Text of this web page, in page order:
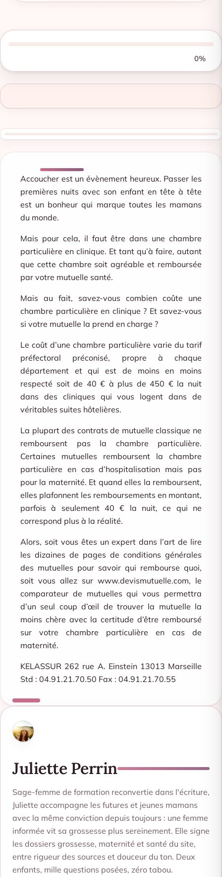
Accoucher est un évènement heureux. Passer les
premières nuits avec son enfant en tête à tête
est un bonheur qui marque toutes les mamans
du monde.
Mais pour cela, il faut être dans une chambre
particulière en clinique. Et tant qu’à faire, autant
que cette chambre soit agréable et remboursée
par votre mutuelle santé.
Mais au fait, savez-vous combien coûte une
chambre particulière en clinique ? Et savez-vous
si votre mutuelle la prend en charge ?
Le coût d’une chambre particulière varie du tarif
préfectoral préconisé, propre à chaque
département et qui est de moins en moins
respecté soit de 40 € à plus de 450 € la nuit
dans des cliniques qui vous logent dans de
véritables suites hôtelières.
La plupart des contrats de mutuelle classique ne
remboursent pas la chambre particulière.
Certaines mutuelles remboursent la chambre
particulière en cas d’hospitalisation mais pas
pour la maternité. Et quand elles la remboursent,
elles plafonnent les remboursements en montant,
parfois à seulement 40 € la nuit, ce qui ne
correspond plus à la réalité.
Alors, soit vous êtes un expert dans l’art de lire
les dizaines de pages de conditions générales
des mutuelles pour savoir qui rembourse quoi,
soit vous allez sur www.devismutuelle.com, le
comparateur de mutuelles qui vous permettra
d’un seul coup d’œil de trouver la mutuelle la
moins chère avec la certitude d’être remboursé
sur votre chambre particulière en cas de
maternité.
KELASSUR 262 rue A. Einstein 13013 Marseille
Std : 04.91.21.70.50 Fax : 04.91.21.70.55
0%
Juliette Perrin
Sage-femme de formation reconvertie dans l'écriture,
Juliette accompagne les futures et jeunes mamans
avec la même conviction depuis toujours : une femme
informée vit sa grossesse plus sereinement. Elle signe
les dossiers grossesse, maternité et santé du site,
entre rigueur des sources et douceur du ton. Deux
enfants, mille questions posées, zéro tabou.